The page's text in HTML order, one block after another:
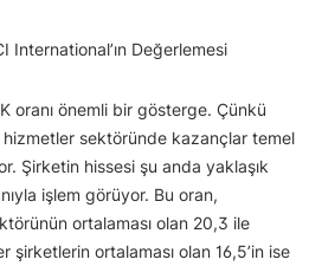
International’ın Değerlemesi
oranı önemli bir gösterge. Çünkü
sektöründe kazançlar temel
Şirketin hissesi şu anda yaklaşık
işlem görüyor. Bu oran,
ortalaması olan 20,3 ile
şirketlerin ortalaması olan 16,5’in ise